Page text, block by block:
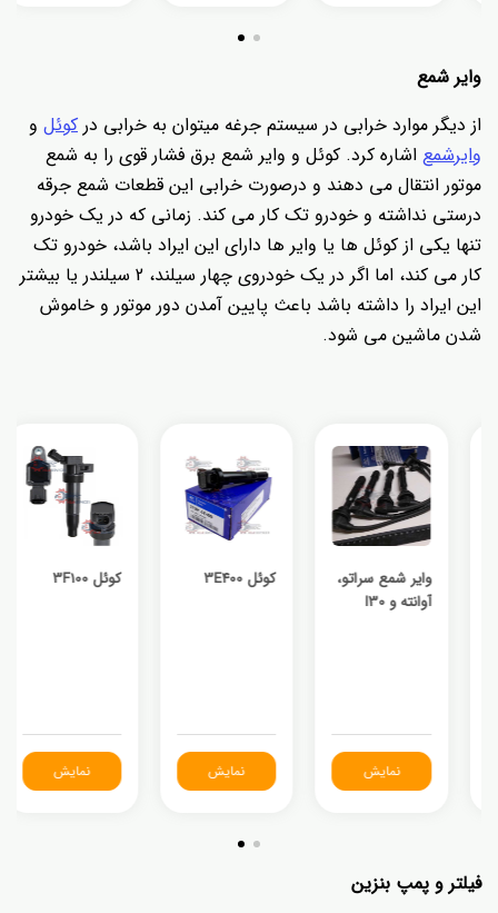
وایر شمع
از دیگر موارد خرابی در سیستم جرغه میتوان به خرابی در کوئل و
وایرشمع اشاره کرد. کوئل و وایر شمع برق فشار قوی را به شمع
موتور انتقال می دهند و درصورت خرابی این قطعات شمع جرقه
درستی نداشته و خودرو تک کار می کند. زمانی که در یک خودرو
تنها یکی از کوئل ها یا وایر ها دارای این ایراد باشد، خودرو تک
کار می کند، اما اگر در یک خودروی چهار سیلند، 2 سیلندر یا بیشتر
این ایراد را داشته باشد باعث پایین آمدن دور موتور و خاموش
شدن ماشین می شود.
وایر شمع سراتو،
آوانته و I30
نمایش
کوئل 3E400
نمایش
کوئل 3F100
نمایش
فیلتر و پمپ بنزین